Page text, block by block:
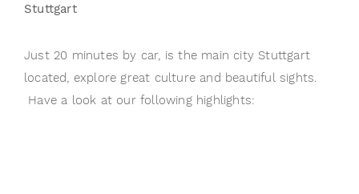
Stuttgart
Just 20 minutes by car, is the main city Stuttgart
located, explore great culture and beautiful sights.
Have a look at our following highlights: